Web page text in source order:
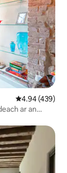
Meánrátáil
4.94 (439)
ar an